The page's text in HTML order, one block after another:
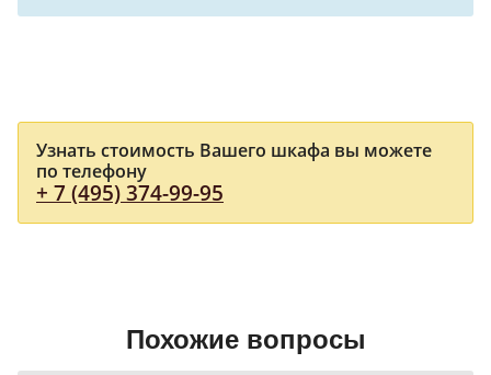
Узнать стоимость Вашего шкафа вы можете
по телефону
+ 7 (495) 374-99-95
Похожие вопросы